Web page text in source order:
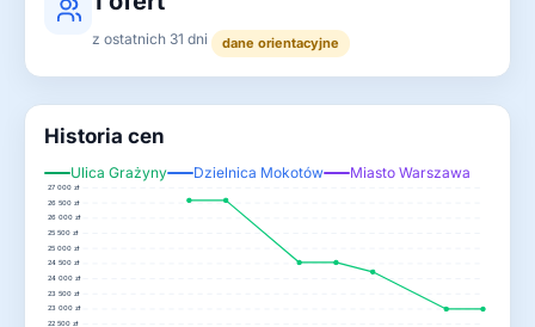
z ostatnich 31 dni dane orientacyjne
Historia cen
Ulica Grażyny Dzielnica Mokotów Miasto Warszawa
22 500 zł
23 000 zł
23 500 zł
24 000 zł
24 500 zł
25 000 zł
25 500 zł
26 000 zł
26 500 zł
27 000 zł